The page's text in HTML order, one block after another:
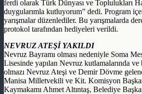
ferdi olarak Türk Dünyası ve Toplulukları
duygularımla kutluyorum” dedi. Program
yarışmalar düzenlediler. Bu yarışmalarda
protokol tarafından hediyeleri verildi.
NEVRUZ ATEŞİ YAKILDI
Nevruz Bayramı olması nedeniyle Soma
Lisesinde yapılan Nevruz kutlamalarında ve
olmazı Nevruz Ateşi ve Demir Dövme
Manisa Milletvekili ve Kit. Komisyon
Kaymakamı Ahmet Altıntaş, Belediye